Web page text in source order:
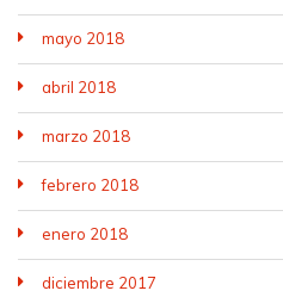
mayo 2018
abril 2018
marzo 2018
febrero 2018
enero 2018
diciembre 2017